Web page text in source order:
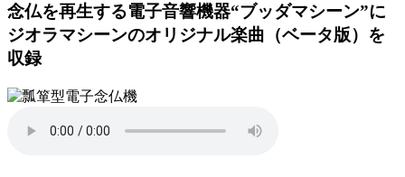
念仏を再生する電子音響機器“ブッダマシーン”に
ジオラマシーンのオリジナル楽曲（ベータ版）を
収録